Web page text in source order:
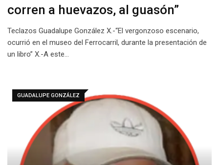
corren a huevazos, al guasón”
Teclazos Guadalupe González X.-“El vergonzoso escenario,
ocurrió en el museo del Ferrocarril, durante la presentación de
un libro” X.-A este…
GUADALUPE GONZÁLEZ